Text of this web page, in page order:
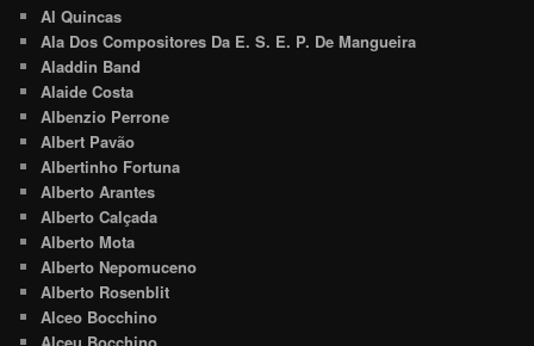
Al Quincas
Ala Dos Compositores Da E. S. E. P. De Mangueira
Aladdin Band
Alaide Costa
Albenzio Perrone
Albert Pavão
Albertinho Fortuna
Alberto Arantes
Alberto Calçada
Alberto Mota
Alberto Nepomuceno
Alberto Rosenblit
Alceo Bocchino
Alceu Bocchino